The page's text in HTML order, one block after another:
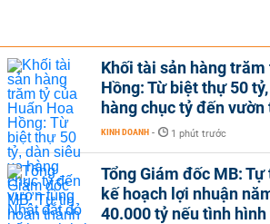
Khối tài sản hàng trăm
Hồng: Từ biệt thự 50
hàng chục tỷ đến
KINH DOANH - 1 phút trước
Tổng Giám đốc MB:
kế hoạch lợi nhuận
40.000 tỷ nếu tình